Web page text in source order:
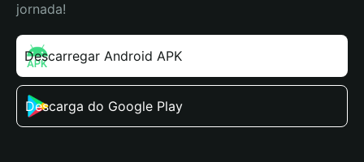
jornada!
Descarregar Android APK
Descarga do Google Play